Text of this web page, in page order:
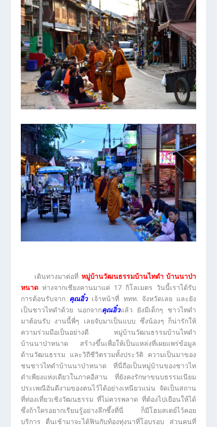
เดินทางมาต่อที่ หมู่บ้านวัฒนธรรมบ้านไทดำ บ้านนาป่า
หนาดห่างจากเชียงคานมาแค่ 17 กิโลเมตร วันนี้เราได้รับ
การต้อนรับจาก คุณอิ๋ว เจ้าหน้าที่ ททท. จังหวัดเลย และยัง
เป็นชาวไทดำด้วย นอกจากคุณอิ๋วแล้ว ยังมีเด็กๆ ชาวไทดำ
มาต้อนรับ งานนี้พี่ๆ เลยจับมาเป็นแบบ ซึ่งน้องๆ ก็น่ารักให้
ความร่วมมือเป็นอย่างดี หมู่บ้านวัฒนธรรมบ้านไทดำ
บ้านนาป่าหนาด สร้างขึ้นเพื่อให้เป็นแหล่งที่เผยแพร่ข้อมูล
ด้านวัฒนธรรม และวิถีชีวิตรวมทั้งประวัติ ความเป็นมาของ
ชนชาวไทดำบ้านนาป่าหนาด ที่นี่ถือเป็นหมู่บ้านของชาวไท
ดำเพียงแห่งเดียวในภาคอีสาน ที่ยังคงรักษาขนบธรรมเนียม
ประเพณีอันดีงามของตนไว้ได้อย่างเหนียวแน่น จัดเป็นสถาน
ที่ท่องเที่ยวเชิงวัฒนธรรม ที่ไม่ควรพลาด ที่ต้องไปเยือนให้ได้
ซึ่งถ้าใครอยากเรียนรู้อย่างลึกซึ้งที่นี่ ก็มีโฮมสเตย์ไว้คอย
บริการ ตื่นเช้ามาจะได้ฟินกับท้องทุ่งนาที่โอบรอบ ส่วนคนที่